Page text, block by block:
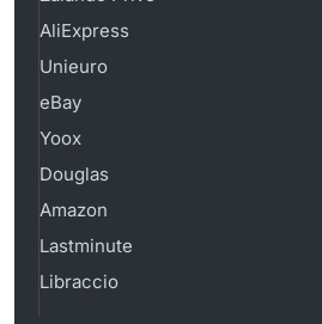
AliExpress
Unieuro
eBay
Yoox
Douglas
Amazon
Lastminute
Libraccio